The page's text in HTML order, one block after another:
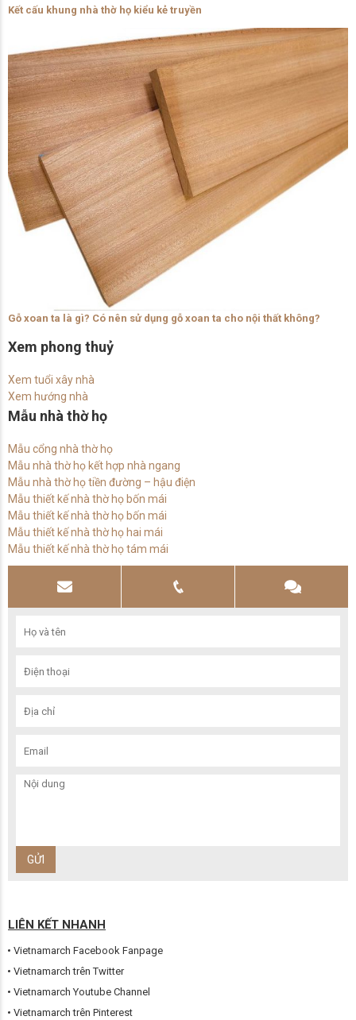
Kết cấu khung nhà thờ họ kiểu kẻ truyền
Gỗ xoan ta là gì? Có nên sử dụng gỗ xoan ta cho nội thất không?
Xem phong thuỷ
Xem tuổi xây nhà
Xem hướng nhà
Mẫu nhà thờ họ
Mẫu cổng nhà thờ họ
Mẫu nhà thờ họ kết hợp nhà ngang
Mẫu nhà thờ họ tiền đường – hậu điện
Mẫu thiết kế nhà thờ họ bốn mái
Mẫu thiết kế nhà thờ họ bốn mái
Mẫu thiết kế nhà thờ họ hai mái
Mẫu thiết kế nhà thờ họ tám mái
LIÊN KẾT NHANH
Vietnamarch Facebook Fanpage
Vietnamarch trên Twitter
Vietnamarch Youtube Channel
Vietnamarch trên Pinterest